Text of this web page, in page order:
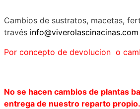
Cambios de sustratos, macetas,
través info@viverolascinacinas.com
Por concepto de devolucion o
No se hacen cambios de plantas
entrega de nuestro reparto propio.